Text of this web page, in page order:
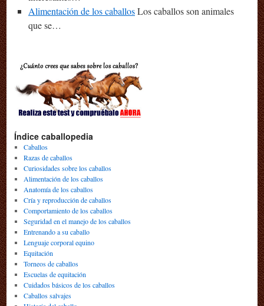
Alimentación de los caballosLos caballos son animales
que se…
Índice caballopedia
Caballos
Razas de caballos
Curiosidades sobre los caballos
Alimentación de los caballos
Anatomía de los caballos
Cría y reproducción de caballos
Comportamiento de los caballos
Seguridad en el manejo de los caballos
Entrenando a su caballo
Lenguaje corporal equino
Equitación
Torneos de caballos
Escuelas de equitación
Cuidados básicos de los caballos
Caballos salvajes